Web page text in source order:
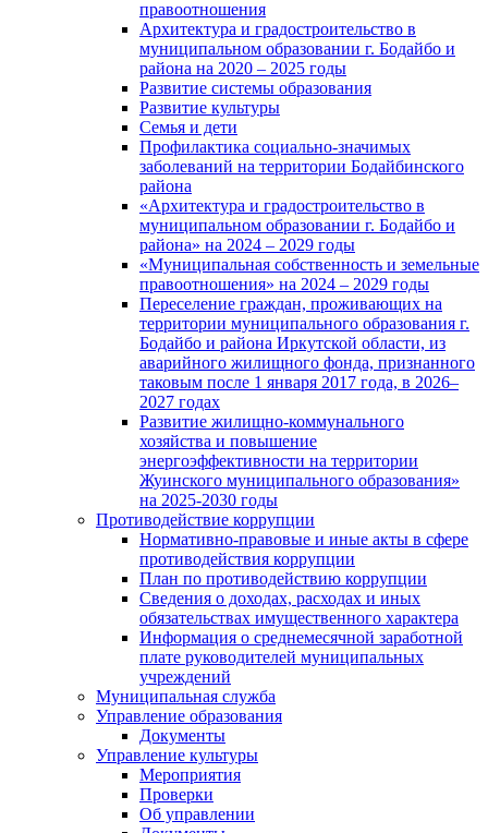
правоотношения
Архитектура и градостроительство в
муниципальном образовании г. Бодайбо и
района на 2020 – 2025 годы
Развитие системы образования
Развитие культуры
Семья и дети
Профилактика социально-значимых
заболеваний на территории Бодайбинского
района
«Архитектура и градостроительство в
муниципальном образовании г. Бодайбо и
района» на 2024 – 2029 годы
«Муниципальная собственность и земельные
правоотношения» на 2024 – 2029 годы
Переселение граждан, проживающих на
территории муниципального образования г.
Бодайбо и района Иркутской области, из
аварийного жилищного фонда, признанного
таковым после 1 января 2017 года, в 2026–
2027 годах
Развитие жилищно-коммунального
хозяйства и повышение
энергоэффективности на территории
Жуинского муниципального образования»
на 2025-2030 годы
Противодействие коррупции
Нормативно-правовые и иные акты в сфере
противодействия коррупции
План по противодействию коррупции
Сведения о доходах, расходах и иных
обязательствах имущественного характера
Информация о среднемесячной заработной
плате руководителей муниципальных
учреждений
Муниципальная служба
Управление образования
Документы
Управление культуры
Мероприятия
Проверки
Об управлении